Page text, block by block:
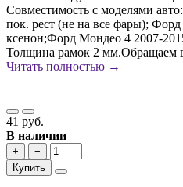
Совместимость с моделями
пок. рест (не на все фары);
ксенон;Форд Мондео 4 2007-
Толщина рамок 2 мм.Обращаем
Читать полностью →
41 руб.
В наличии
+
−
Купить